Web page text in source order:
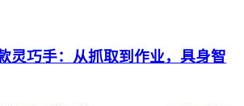
灵巧手：从抓取到作业，具身智